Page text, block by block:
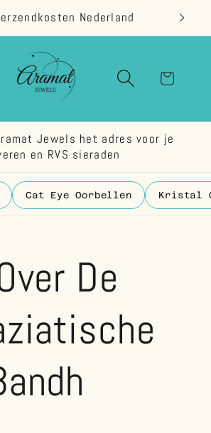
Nederland
Jewels het adres voor je
en RVS sieraden
Cat Eye Oorbellen Kristal
De